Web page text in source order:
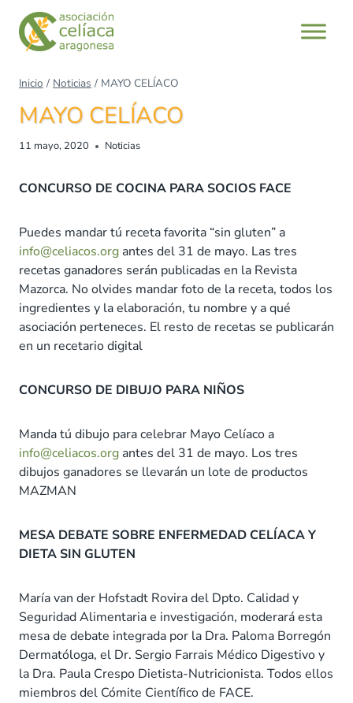
Saltar
contenido
Inicio / Noticias / MAYO CELÍACO
MAYO CELÍACO
11 mayo, 2020 Noticias
CONCURSO DE COCINA PARA SOCIOS FACE
Puedes mandar tú receta favorita “sin gluten” a
info@celiacos.org antes del 31 de mayo. Las tres
recetas ganadores serán publicadas en la Revista
Mazorca. No olvides mandar foto de la receta, todos los
ingredientes y la elaboración, tu nombre y a qué
asociación perteneces. El resto de recetas se publicarán
en un recetario digital
CONCURSO DE DIBUJO PARA NIÑOS
Manda tú dibujo para celebrar Mayo Celíaco a
info@celiacos.org antes del 31 de mayo. Los tres
dibujos ganadores se llevarán un lote de productos
MAZMAN
MESA DEBATE SOBRE ENFERMEDAD CELÍACA Y
DIETA SIN GLUTEN
María van der Hofstadt Rovira del Dpto. Calidad y
Seguridad Alimentaria e investigación, moderará esta
mesa de debate integrada por la Dra. Paloma Borregón
Dermatóloga, el Dr. Sergio Farrais Médico Digestivo y
la Dra. Paula Crespo Dietista-Nutricionista. Todos ellos
miembros del Cómite Científico de FACE.